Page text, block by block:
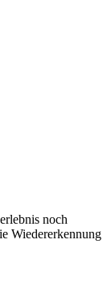
noch
Wiedererkennung